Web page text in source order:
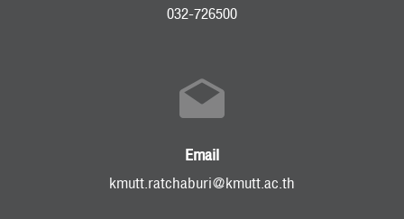
032-726500
Email
kmutt.ratchaburi@kmutt.ac.th